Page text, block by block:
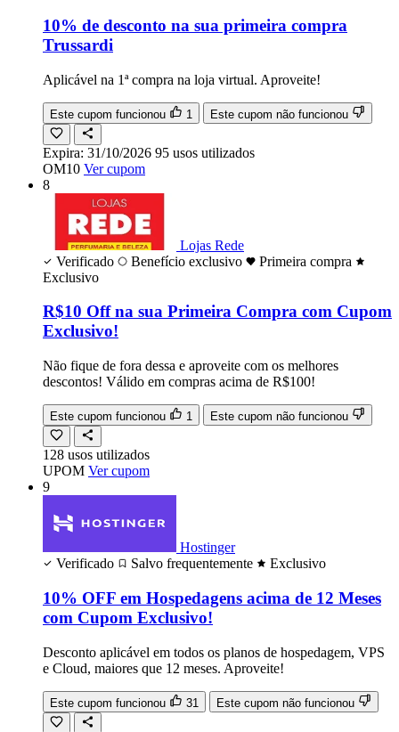
10% de desconto na sua primeira compra
Trussardi
Aplicável na 1ª compra na loja virtual. Aproveite!
Este cupom funcionou 1 Este cupom não funcionou
Expira: 31/10/2026 95 usos utilizados
OM10 Ver cupom
8
Lojas Rede
Verificado
Benefício exclusivo
Primeira compra
Exclusivo
R$10 Off na sua Primeira Compra com Cupom
Exclusivo!
Não fique de fora dessa e aproveite com os melhores
descontos! Válido em compras acima de R$100!
Este cupom funcionou 1 Este cupom não funcionou
128 usos utilizados
UPOM Ver cupom
9
Hostinger
Verificado
Salvo frequentemente Exclusivo
10% OFF em Hospedagens acima de 12 Meses
com Cupom Exclusivo!
Desconto aplicável em todos os planos de hospedagem, VPS
e Cloud, maiores que 12 meses. Aproveite!
Este cupom funcionou 31 Este cupom não funcionou